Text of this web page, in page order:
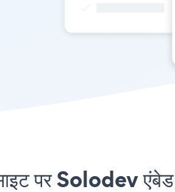
पर Solodev एंबेड